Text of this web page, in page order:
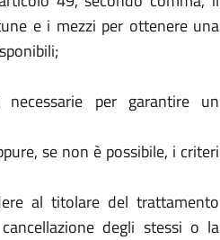
e i mezzi per ottenere una
per garantire un
se non è possibile, i criteri
al titolare del trattamento
degli stessi o la